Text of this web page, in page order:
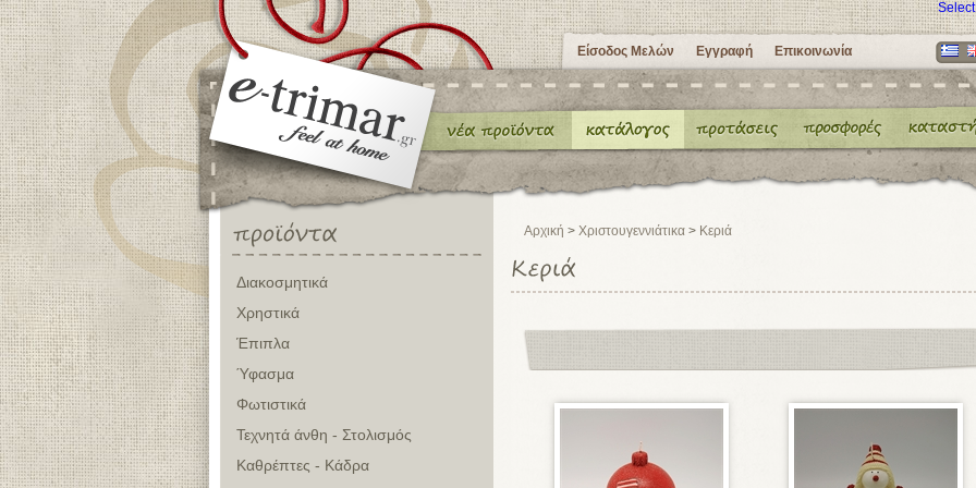
Είσοδος Μελών Εγγραφή Επικοινωνία
Διακοσμητικά
Χρηστικά
Έπιπλα
Ύφασμα
Φωτιστικά
Τεχνητά άνθη - Στολισμός
Καθρέπτες - Κάδρα
Αρχική > Χριστουγεννιάτικα > Κεριά